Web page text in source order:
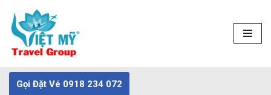
Chuyển
tới
dung
Gọi Đặt Vé 0918 234 072